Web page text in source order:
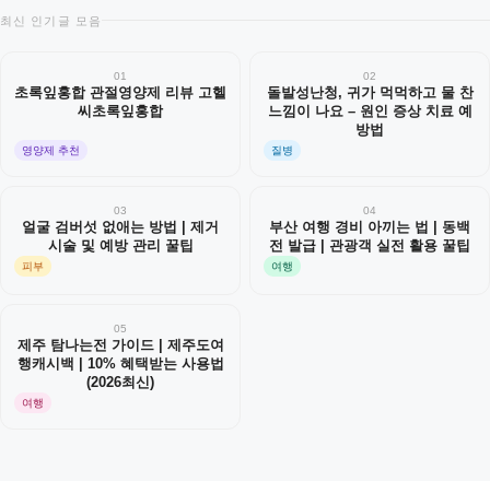
최신 인기글 모음
01
초록잎홍합 관절영양제 리뷰 고헬
씨초록잎홍합
영양제 추천
02
돌발성난청, 귀가 먹먹하고 물 찬
느낌이 나요 – 원인 증상 치료 예
방법
질병
03
얼굴 검버섯 없애는 방법 | 제거
시술 및 예방 관리 꿀팁
피부
04
부산 여행 경비 아끼는 법 | 동백
전 발급 | 관광객 실전 활용 꿀팁
여행
05
제주 탐나는전 가이드 | 제주도여
행캐시백 | 10% 혜택받는 사용법
(2026최신)
여행